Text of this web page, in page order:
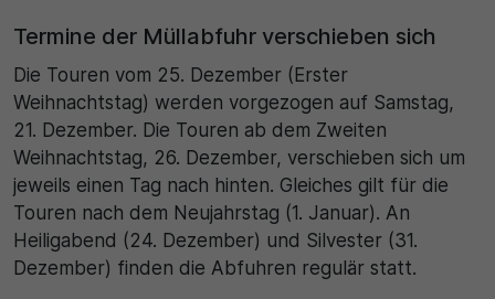
Termine der Müllabfuhr verschieben sich
Die Touren vom 25. Dezember (Erster
Weihnachtstag) werden vorgezogen auf Samstag,
21. Dezember. Die Touren ab dem Zweiten
Weihnachtstag, 26. Dezember, verschieben sich um
jeweils einen Tag nach hinten. Gleiches gilt für die
Touren nach dem Neujahrstag (1. Januar). An
Heiligabend (24. Dezember) und Silvester (31.
Dezember) finden die Abfuhren regulär statt.